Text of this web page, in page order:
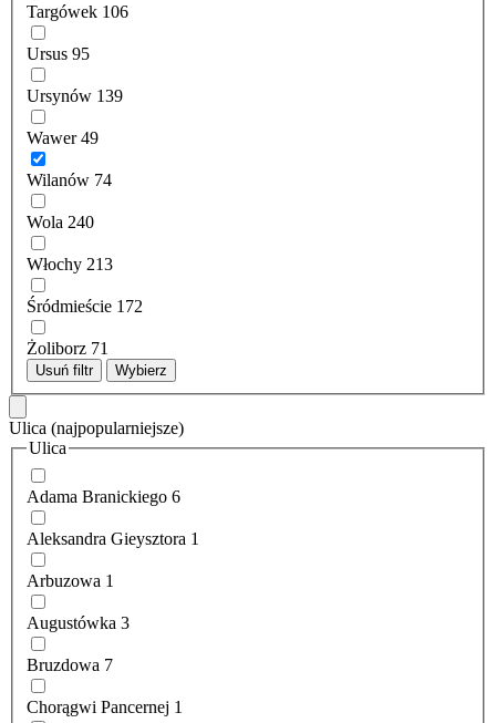
Targówek 106
Ursus 95
Ursynów 139
Wawer 49
Wilanów 74
Wola 240
Włochy 213
Śródmieście 172
Żoliborz 71
Usuń filtr Wybierz
Ulica (najpopularniejsze)
Ulica
Adama Branickiego 6
Aleksandra Gieysztora 1
Arbuzowa 1
Augustówka 3
Bruzdowa 7
Chorągwi Pancernej 1